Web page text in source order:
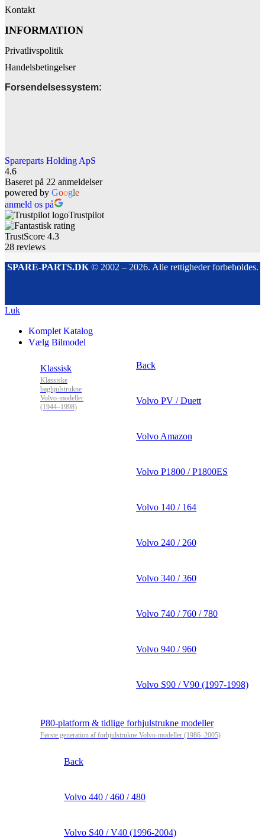
Kontakt
INFORMATION
Privatlivspolitik
Handelsbetingelser
Forsendelsessystem:
Spareparts Holding ApS
4.6
Baseret på 22 anmeldelser
powered by Google
anmeld os på
Trustpilot
TrustScore 4.3
28 reviews
SPARE-PARTS.DK© 2002 – 2026. Alle rettigheder forbeholdes.
Luk
Komplet Katalog
Vælg Bilmodel
Klassisk
Klassiske
baghjulstrukne
Volvo-modeller
(1944–1998)
Back
Volvo PV / Duett
Volvo Amazon
Volvo P1800 / P1800ES
Volvo 140 / 164
Volvo 240 / 260
Volvo 340 / 360
Volvo 740 / 760 / 780
Volvo 940 / 960
Volvo S90 / V90 (1997-1998)
P80-platform & tidlige forhjulstrukne modeller
Første generation af forhjulstrukne Volvo-modeller (1986–2005)
Back
Volvo 440 / 460 / 480
Volvo S40 / V40 (1996-2004)